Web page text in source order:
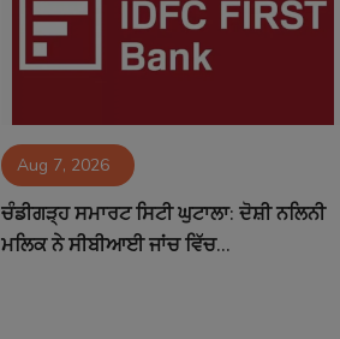
Aug 7, 2026
ਚੰਡੀਗੜ੍ਹ ਸਮਾਰਟ ਸਿਟੀ ਘੁਟਾਲਾ: ਦੋਸ਼ੀ ਨਲਿਨੀ
ਮਲਿਕ ਨੇ ਸੀਬੀਆਈ ਜਾਂਚ ਵਿੱਚ...